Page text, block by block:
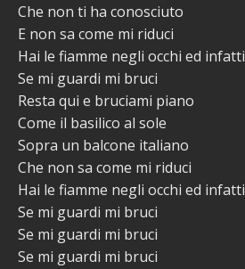
Che non ti ha conosciuto
E non sa come mi riduci
Hai le fiamme negli occhi ed infatti
Se mi guardi mi bruci
Resta qui e bruciami piano
Come il basilico al sole
Sopra un balcone italiano
Che non sa come mi riduci
Hai le fiamme negli occhi ed infatti
Se mi guardi mi bruci
Se mi guardi mi bruci
Se mi guardi mi bruci